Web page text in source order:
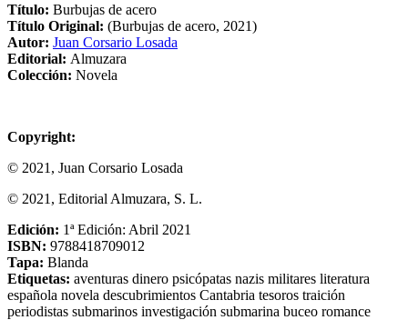
Título: Burbujas de acero
Título Original: (Burbujas de acero, 2021)
Autor: Juan Corsario Losada
Editorial: Almuzara
Colección: Novela
Copyright:
© 2021, Juan Corsario Losada
© 2021, Editorial Almuzara, S. L.
Edición: 1ª Edición: Abril 2021
ISBN: 9788418709012
Tapa: Blanda
Etiquetas: aventuras dinero psicópatas nazis militares literatura
española novela descubrimientos Cantabria tesoros traición
periodistas submarinos investigación submarina buceo romance